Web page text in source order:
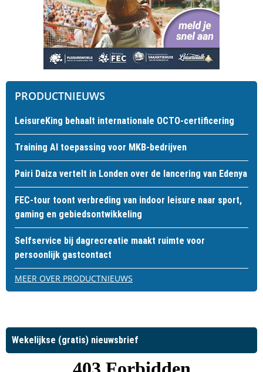
PRODUCTNIEUWS
LeisureKing behaalt internationale OCTO-certificering
Training AI toepassing voor MKB-bedrijven
Pairi Daiza vertelt in Londen over de lancering van Edenya
FEC-tour toont verbreding van indoor leisure naar sport,
gaming en gebiedsontwikkeling
Selfservice bij dagrecreatie maakt ruimte voor
persoonlijk gastcontact
MEER OVER PRODUCTNIEUWS
Wekelijkse (gratis) nieuwsbrief